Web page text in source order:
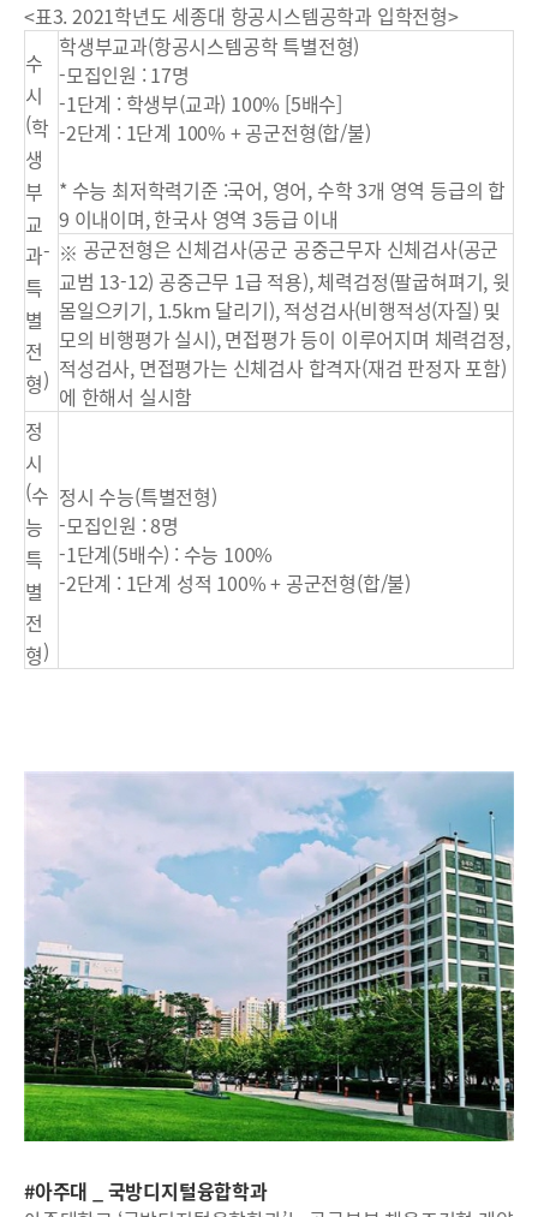
<표3. 2021학년도 세종대 항공시스템공학과 입학전형>
수
시
(학
생
부
교
과-
특
별
전
형)
학생부교과(항공시스템공학 특별전형)
-모집인원 : 17명
-1단계 : 학생부(교과) 100% [5배수]
-2단계 : 1단계 100% + 공군전형(합/불)
* 수능 최저학력기준 :국어, 영어, 수학 3개 영역 등급의 합
9 이내이며, 한국사 영역 3등급 이내
※ 공군전형은 신체검사(공군 공중근무자 신체검사(공군
교범 13-12) 공중근무 1급 적용), 체력검정(팔굽혀펴기, 윗
몸일으키기, 1.5km 달리기), 적성검사(비행적성(자질) 및
모의 비행평가 실시), 면접평가 등이 이루어지며 체력검정,
적성검사, 면접평가는 신체검사 합격자(재검 판정자 포함)
에 한해서 실시함
정
시
(수
능
특
별
전
형)
정시 수능(특별전형)
-모집인원 : 8명
-1단계(5배수) : 수능 100%
-2단계 : 1단계 성적 100% + 공군전형(합/불)
#아주대 _ 국방디지털융합학과